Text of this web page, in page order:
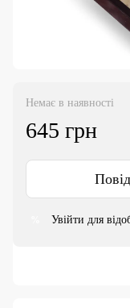
Немає в наявності
645 грн
Увійти для